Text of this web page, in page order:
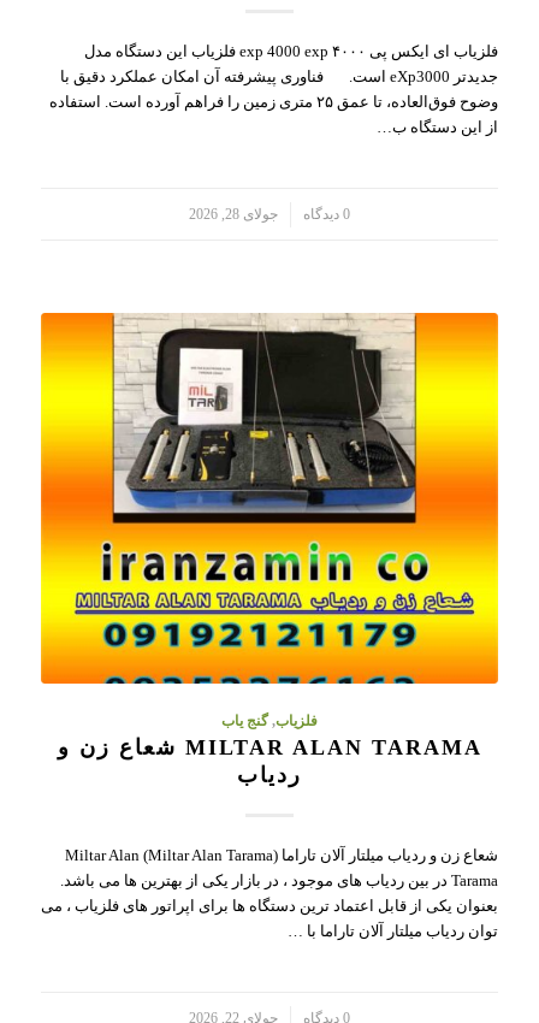
فلزیاب ای ایکس پی ۴۰۰۰ exp 4000 exp فلزیاب این دستگاه مدل
جدیدتر eXp3000 است. فناوری پیشرفته آن امکان عملکرد دقیق با
وضوح فوق‌العاده، تا عمق ۲۵ متری زمین را فراهم آورده است. استفاده
از این دستگاه ب…
0 دیدگاه جولای 28, 2026
فلزیاب,گنج یاب
MILTAR ALAN TARAMA شعاع زن و
ردیاب
شعاع زن و ردیاب میلتار آلان تاراما (Miltar Alan Tarama) Miltar Alan
Tarama در بین ردیاب های موجود ، در بازار یکی از بهترین ها می باشد.
بعنوان یکی از قابل اعتماد ترین دستگاه ها برای اپراتور های فلزیاب ، می
توان ردیاب میلتار آلان تاراما با …
0 دیدگاه جولای 22, 2026